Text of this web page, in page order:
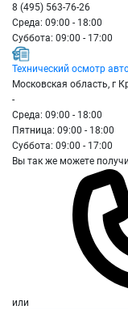
8 (495) 563-76-26
Среда: 09:00 - 18:00
Суббота: 09:00 - 17:00
Технический осмотр
Московская область, г
-
Среда: 09:00 - 18:00
Пятница: 09:00 - 18:00
Суббота: 09:00 - 17:00
Вы так же можете
или